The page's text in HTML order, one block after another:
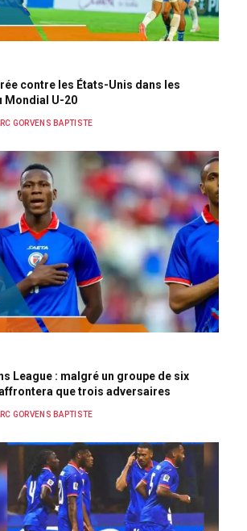
contre les États-Unis dans les
Mondial U-20
GORVENS BAPTISTE
League : malgré un groupe de six
que trois adversaires
GORVENS BAPTISTE